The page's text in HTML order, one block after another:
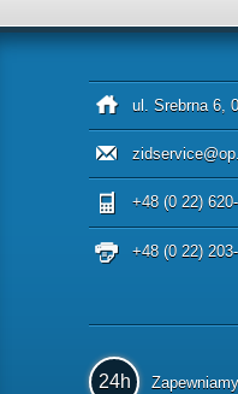
ul. Srebrna 6,
+48 (0 22)
+48 (0 22)
24h